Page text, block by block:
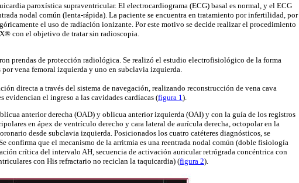
paroxística supraventricular. El electrocardiograma (ECG) basal es normal, y el ECG
nodal común (lenta-rápida). La paciente se encuentra en tratamiento por infertilidad, por
el uso de radiación ionizante. Por este motivo se decide realizar el procedimiento
® con el objetivo de tratar sin radioscopia.
prendas de protección radiológica. Se realizó el estudio electrofisiológico de la forma
vena femoral izquierda y uno en subclavia izquierda.
directa a través del sistema de navegación, realizando reconstrucción de vena cava
evidencian el ingreso a las cavidades cardíacas (figura 1 ).
anterior derecha (OAD) y oblicua anterior izquierda (OAI) y con la guía de los registros
en ápex de ventrículo derecho y cara lateral de aurícula derecha, octopolaren la
desde subclavia izquierda. Posicionados los cuatro catéteres diagnósticos, se
confirma que el mecanismo de la arritmia es una reentrada nodal común (doble fisiología
crítica del intervalo AH, secuencia de activación auricular retrógrada concéntrica con
conHis refractario no reciclan la taquicardia) (figura 2).